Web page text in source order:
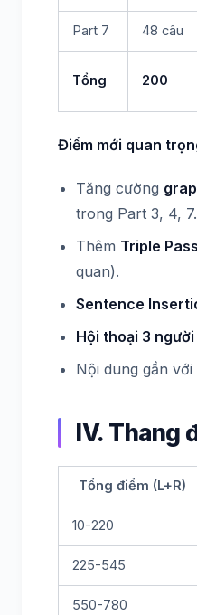
Part 7 48 câu
Tổng 200
Điểm mới quan
Tăng cường
trong Part 3, 4, 7.
Thêm Triple
quan).
Sentence
Hội thoại 3 người
Nội dung gần với
IV. Thang
Tổng điểm (L+R)
10-220
225-545
550-780